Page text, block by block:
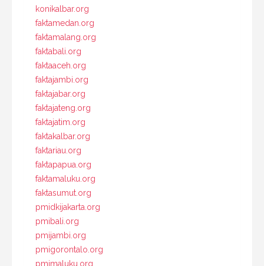
konikalbar.org
faktamedan.org
faktamalang.org
faktabali.org
faktaaceh.org
faktajambi.org
faktajabar.org
faktajateng.org
faktajatim.org
faktakalbar.org
faktariau.org
faktapapua.org
faktamaluku.org
faktasumut.org
pmidkijakarta.org
pmibali.org
pmijambi.org
pmigorontalo.org
pmimaluku.org